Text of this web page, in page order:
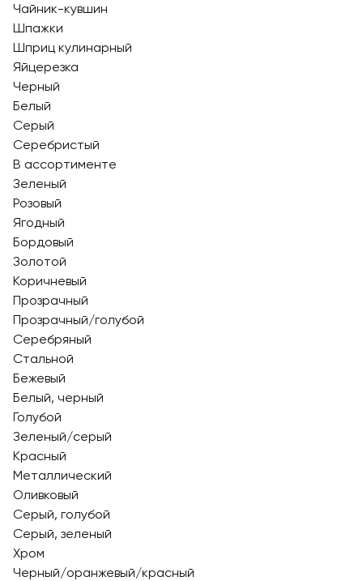
Чайник-кувшин
Шпажки
Шприц кулинарный
Яйцерезка
Черный
Белый
Серый
Серебристый
В ассортименте
Зеленый
Розовый
Ягодный
Бордовый
Золотой
Коричневый
Прозрачный
Прозрачный/голубой
Серебряный
Стальной
Бежевый
Белый, черный
Голубой
Зеленый/серый
Красный
Металлический
Оливковый
Серый, голубой
Серый, зеленый
Хром
Черный/оранжевый/красный